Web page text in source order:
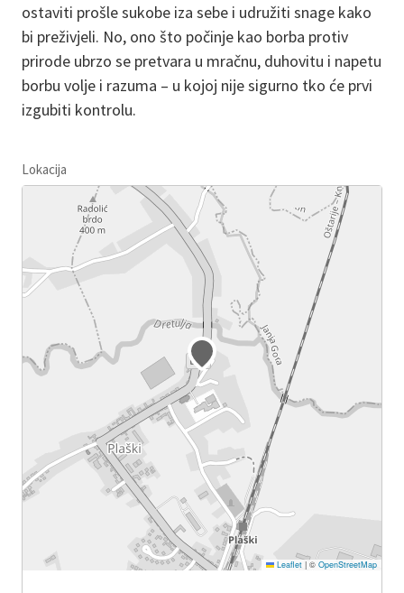
ostaviti prošle sukobe iza sebe i udružiti snage kako
bi preživjeli. No, ono što počinje kao borba protiv
prirode ubrzo se pretvara u mračnu, duhovitu i napetu
borbu volje i razuma – u kojoj nije sigurno tko će prvi
izgubiti kontrolu.
Lokacija
Leaflet |© OpenStreetMap